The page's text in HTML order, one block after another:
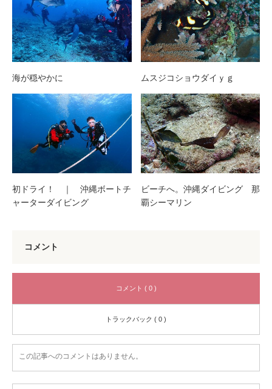
海が穏やかに ムスジコショウダイｙｇ
初ドライ！ ｜ 沖縄ボートチ
ャーターダイビング
ビーチへ。沖縄ダイビング 那
覇シーマリン
コメント
コメント ( 0 )
トラックバック ( 0 )
この記事へのコメントはありません。